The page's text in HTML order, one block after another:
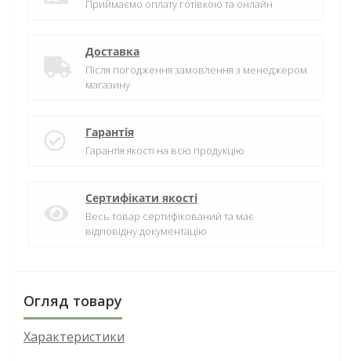
Приймаємо оплату готівкою та онлайн
Доставка
Після погодження замовлення з менеджером
магазину
Гарантія
Гарантія якості на всю продукцію
Сертифікати якості
Весь товар сертифікований та має
відповідну документацію
Огляд товару
Характеристики